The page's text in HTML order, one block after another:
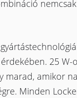
25 W-
marad, amikor
Minden